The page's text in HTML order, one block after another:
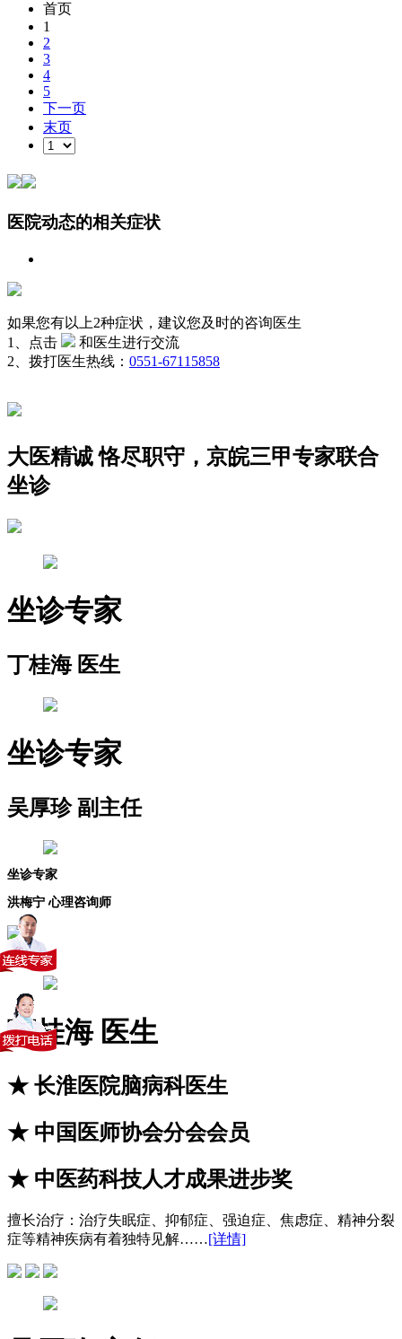
首页
1
2
3
4
5
下一页
末页
医院动态的相关症状
如果您有以上2种症状，建议您及时的咨询医生
1、点击
和医生进行交流
2、拨打医生热线： 0551-67115858
大医精诚 恪尽职守，京皖三甲专家联合
坐诊
坐诊专家
丁桂海 医生
坐诊专家
吴厚珍 副主任
坐诊专家
洪梅宁 心理咨询师
丁桂海医生
★长淮医院脑病科医生
★中国医师协会分会会员
★中医药科技人才成果进步奖
擅长治疗： 治疗失眠症、抑郁症、强迫症、焦虑症、精神分裂
症等精神疾病有着独特见解……[详情]